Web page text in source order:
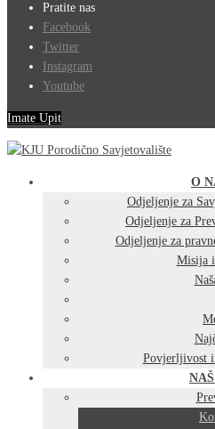
Pratite nas
Facebook
Twitter
Instagram
Youtube
Imate Upit
O
Odjeljenje za
Odjeljenje za
Odjeljenje za
Misija
Povjerljivost